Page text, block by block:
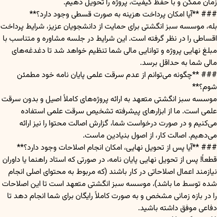
زمان ممکن و با حفظ کیفیت، پروژه را تحویل دهیم.
### **آیا امکان پرداخت هزینه به صورت قسطی وجود دارد؟**
بله، موسسه سبز انگشتی برای حمایت از دانشجویان عزیز، شرایط پرداخت
اقساطی را در نظر گرفته است. این شرایط در جلسه مشاوره و متناسب با
مبلغ نهایی پروژه و توانایی مالی شما تنظیم خواهد شد تا دغدغه‌های
مالی شما به حداقل برسد.
### **چگونه می‌توانم از عدم سرقت علمی پایان نامه خود مطمئن
شوم؟**
موسسه سبز انگشتی متعهد به ارائه پروژه‌های کاملاً اصیل و بدون سرقت
علمی است. ما از ابزارهای پیشرفته تشخیص سرقت علمی استفاده
می‌کنیم و در صورت درخواست شما، گزارش اصالت محتوا را نیز ارائه
می‌دهیم. اصالت کار، از اصول بنیادین ماست.
### **آیا پس از تحویل نهایی، امکان انجام اصلاحات وجود دارد؟**
قطعاً! پس از تحویل نهایی پایان نامه، در صورتی که استاد راهنما یا داوران
نیازمند اعمال اصلاحاتی در کار باشند (که مربوط به محتوای اصلی انجام
شده توسط ما باشد)، موسسه سبز انگشتی متعهد است تا این اصلاحات
را در بازه زمانی مشخص و به صورت کاملاً رایگان برای شما انجام دهد تا
دفاعی موفق داشته باشید.